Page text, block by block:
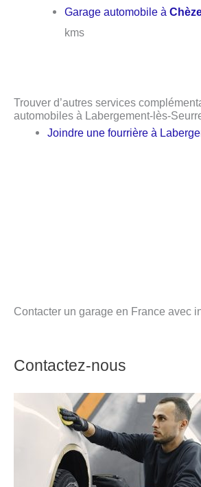
Garage automobile à
kms
Trouver d’autres services
automobiles à Labergement-lès-
Joindre une fourrière à
Contacter un garage en France avec
Contactez-nous